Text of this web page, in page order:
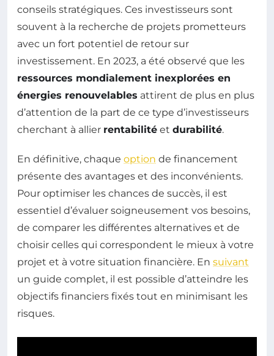
conseils stratégiques. Ces investisseurs sont
souvent à la recherche de projets prometteurs
avec un fort potentiel de retour sur
investissement. En 2023, a été observé que les
ressources mondialement inexplorées en
énergies renouvelables attirent de plus en plus
d’attention de la part de ce type d’investisseurs
cherchant à allier rentabilité et durabilité.
En définitive, chaque option de financement
présente des avantages et des inconvénients.
Pour optimiser les chances de succès, il est
essentiel d’évaluer soigneusement vos besoins,
de comparer les différentes alternatives et de
choisir celles qui correspondent le mieux à votre
projet et à votre situation financière. En suivant
un guide complet, il est possible d’atteindre les
objectifs financiers fixés tout en minimisant les
risques.